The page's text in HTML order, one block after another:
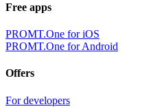
Free apps
PROMT.One for iOS
PROMT.One for Android
Offers
For developers